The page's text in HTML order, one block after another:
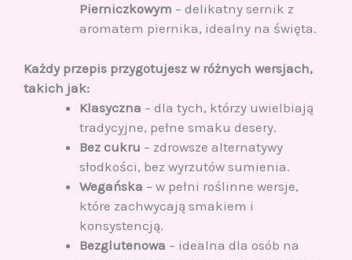
Pierniczkowym – delikatny sernik z
aromatem piernika, idealny na święta.
Każdy przepis przygotujesz w różnych wersjach,
takich jak:
Klasyczna – dla tych, którzy uwielbiają
tradycyjne, pełne smaku desery.
Bez cukru – zdrowsze alternatywy
słodkości, bez wyrzutów sumienia.
Wegańska – w pełni roślinne wersje,
które zachwycają smakiem i
konsystencją.
Bezglutenowa – idealna dla osób na